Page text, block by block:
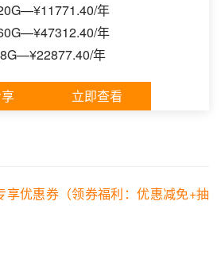
年
年
年
立即查看
享优惠券（领券福利：优惠减免+抽